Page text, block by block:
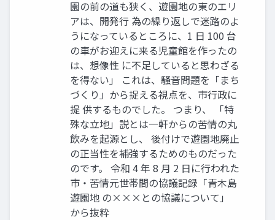
園の前の道も狭く、遊園地の東のエリ
アは、開発行 為の繰り返しで迷路のよ
うになっているところに、1 日 100 台
の車がお迎えに来る児童館を作ったの
は、想像性 に不足していると思わざる
を得ない」 これは、騒音問題を「まち
づくり」から捉える視点を、市行政に
提 供するものでした。 つまり、 「特
殊な立地」説とは一軒からの苦情の丸
飲みを起源とし、 後付けで遊園地廃止
の正当性を補強するためのものだった
のです。 令和 4 年 8 月 2 日に行われた
市・苦情元世帯間の協議記録「青木島
遊園地 の×××との協議について」
から抜粋